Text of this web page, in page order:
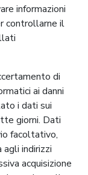
informazioni
controllarne il
di
ai danni
i dati sui
giorni. Dati
facoltativo,
indirizzi
acquisizione